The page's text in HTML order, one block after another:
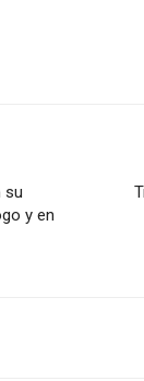
su
y en